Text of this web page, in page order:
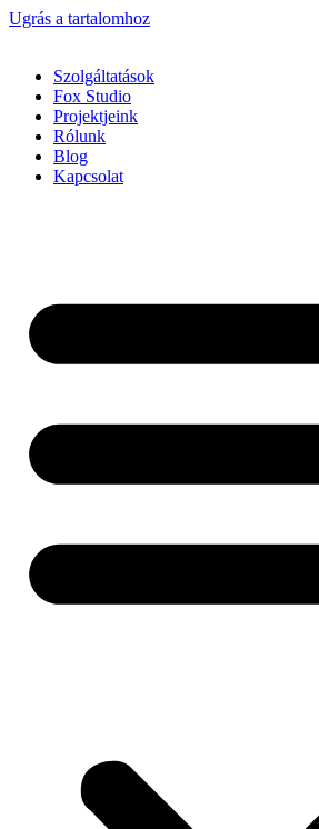
Ugrás a tartalomhoz
Szolgáltatások
Fox Studio
Projektjeink
Rólunk
Blog
Kapcsolat